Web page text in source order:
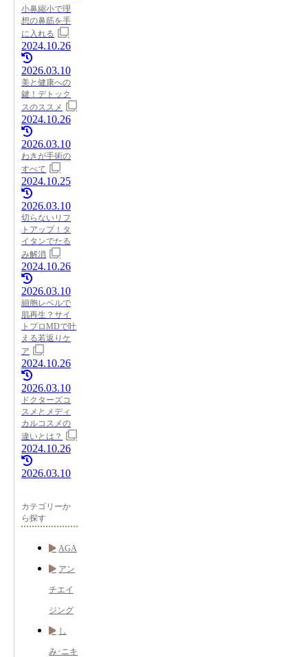
小鼻縮小で理
想の鼻筋を手
に入れる
2024.10.26
2026.03.10
美と健康への
鍵！デトック
スのススメ
2024.10.26
2026.03.10
わきが手術の
すべて
2024.10.25
2026.03.10
切らないリフ
トアップ！タ
イタンでたる
み解消
2024.10.26
2026.03.10
細胞レベルで
肌再生？サイ
トプロMDで叶
える若返りケ
ア
2024.10.26
2026.03.10
ドクターズコ
スメとメディ
カルコスメの
違いとは？
2024.10.26
2026.03.10
カテゴリーか
ら探す
AGA
アン
チエイ
ジング
し
み･ニキ